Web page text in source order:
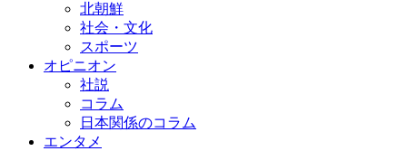
北朝鮮
社会・文化
スポーツ
オピニオン
社説
コラム
日本関係のコラム
エンタメ